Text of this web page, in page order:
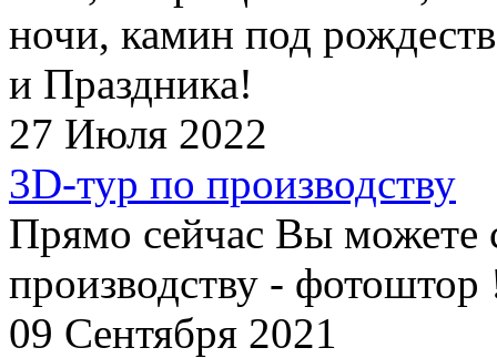
ночи, камин под
и Праздника!
27 Июля 2022
3D-тур по производству
Прямо сейчас Вы можете
производству - фотоштор
09 Сентября 2021